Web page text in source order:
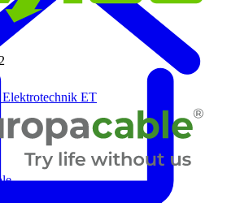
2
Elektrotechnik ET